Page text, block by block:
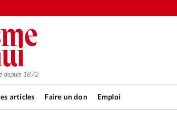
depuis 1872
articles Faire un don Emploi